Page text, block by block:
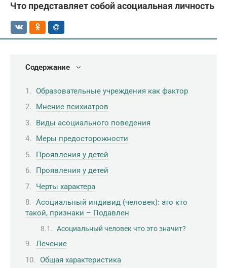
Что представляет собой асоциальная личность
Содержание
Образовательные учреждения как фактор
Мнение психиатров
Виды асоциального поведения
Меры предосторожности
Проявления у детей
Проявления у детей
Черты характера
Асоциальный индивид (человек): это кто
такой, признаки – Подавлен
Асоциальный человек что это значит?
Лечение
Общая характеристика